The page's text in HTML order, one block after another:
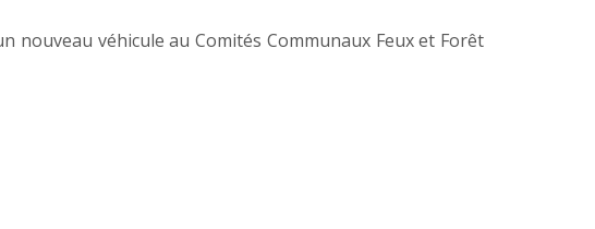
nouveau véhicule au Comités Communaux Feux et Forêt